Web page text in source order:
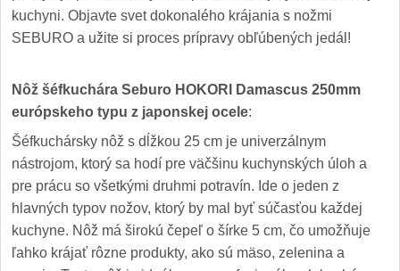
kuchyni. Objavte svet dokonalého krájania s nožmi
SEBURO a užite si proces prípravy obľúbených jedál!
Nôž šéfkuchára Seburo HOKORI Damascus 250mm
európskeho typu z japonskej ocele:
Šéfkuchársky nôž s dĺžkou 25 cm je univerzálnym
nástrojom, ktorý sa hodí pre väčšinu kuchynských úloh a
pre prácu so všetkými druhmi potravín. Ide o jeden z
hlavných typov nožov, ktorý by mal byť súčasťou každej
kuchyne. Nôž má širokú čepeľ o šírke 5 cm, čo umožňuje
ľahko krájať rôzne produkty, ako sú mäso, zelenina a